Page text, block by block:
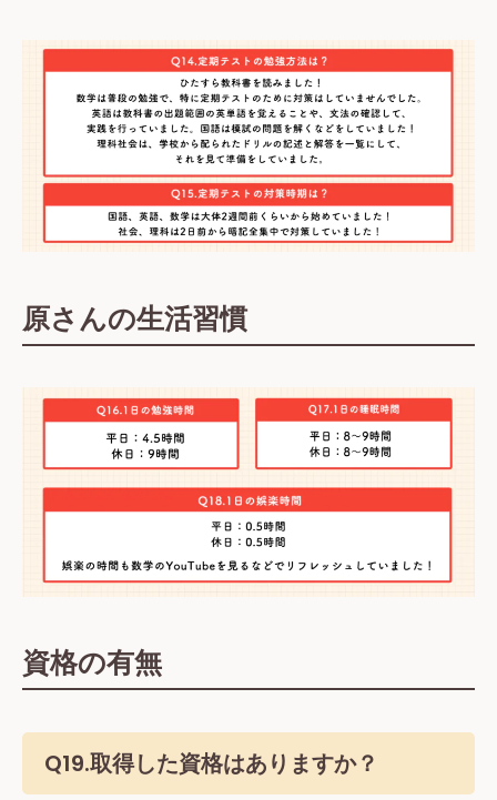
原さんの生活習慣
資格の有無
Q19.取得した資格はありますか？